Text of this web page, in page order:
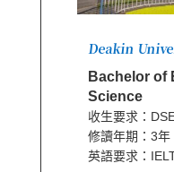
Deakin
Bachelor of
Science
收生要求：
修讀年期：3年
英語要求：